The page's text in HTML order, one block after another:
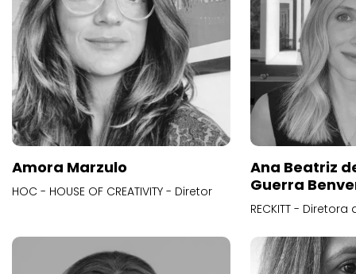
Amora Marzulo
HOC - HOUSE OF CREATIVITY - Diretor
Ana Beatriz
Guerra
RECKITT -